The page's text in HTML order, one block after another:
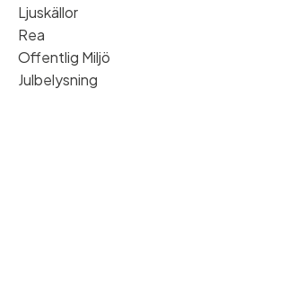
Ljuskällor
Rea
Offentlig Miljö
Julbelysning